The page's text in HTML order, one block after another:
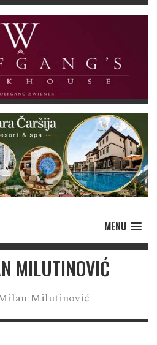
MENU
MILUTINOVIĆ
Milutinović